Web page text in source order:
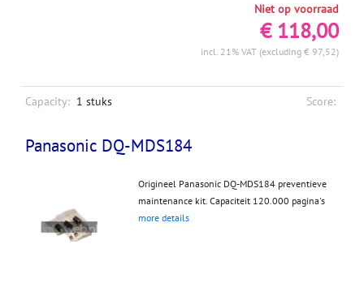
Niet op voorraad
€ 118,00
incl. 21% VAT (excluding € 97,52)
Capacity: 1 stuks Score:
Panasonic DQ-MDS184
Origineel Panasonic DQ-MDS184 preventieve
maintenance kit. Capaciteit 120.000 pagina's
more details